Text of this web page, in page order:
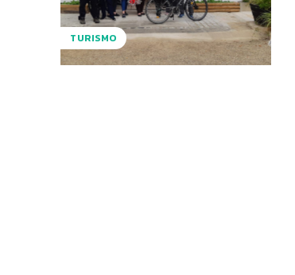
TURISMO